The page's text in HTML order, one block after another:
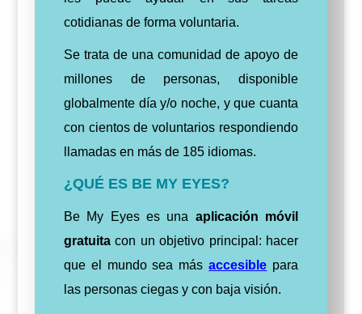
cotidianas de forma voluntaria.
Se trata de una comunidad de apoyo de
millones de personas, disponible
globalmente día y/o noche, y que cuanta
con cientos de voluntarios respondiendo
llamadas en más de 185 idiomas.
¿QUÉ ES BE MY EYES?
Be My Eyes es una aplicación móvil
gratuitacon un objetivo principal: hacer
que el mundo sea másaccesible para
las personas ciegas y con baja visión.